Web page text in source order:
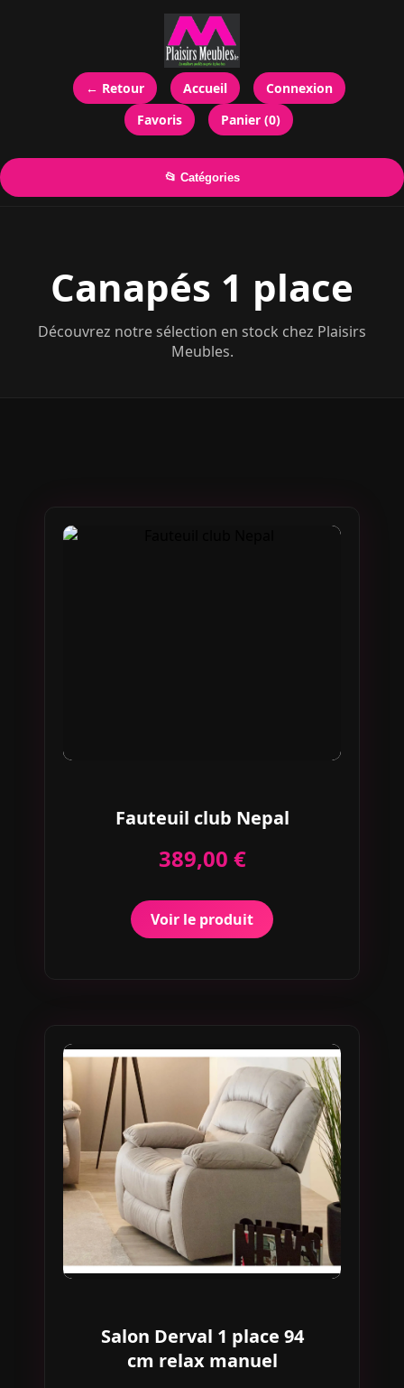
← Retour Accueil
Connexion
Favoris
Panier (0)
📂 Catégories
Canapés 1 place
Découvrez notre sélection en stock chez Plaisirs
Meubles.
Fauteuil club Nepal
389,00 €
Voir le produit
Salon Derval 1 place 94
cm relax manuel